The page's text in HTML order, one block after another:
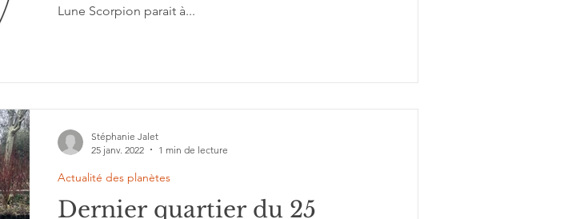
Lune Scorpion parait à...
Dernier quartier du 25
Actualité des planètes
Stéphanie Jalet
25 janv. 2022
1 min de lecture